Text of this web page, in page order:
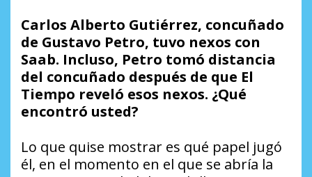
Carlos Alberto Gutiérrez, concuñado
de Gustavo Petro, tuvo nexos con
Saab. Incluso, Petro tomó distancia
del concuñado después de que El
Tiempo reveló esos nexos. ¿Qué
encontró usted?
Lo que quise mostrar es qué papel jugó
él, en el momento en el que se abría la